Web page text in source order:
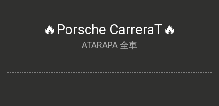
🔥Porsche CarreraT🔥
ATARAPA 全車